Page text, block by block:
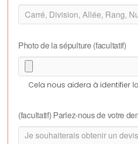
Photo de la sépulture (facultatif)
Cela nous aidera à identifier
(facultatif) Parlez-nous de votre